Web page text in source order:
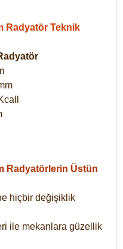
Radyatör Teknik
Radyatörlerin Üstün
hiçbir değişiklik
ile mekanlara güzellik